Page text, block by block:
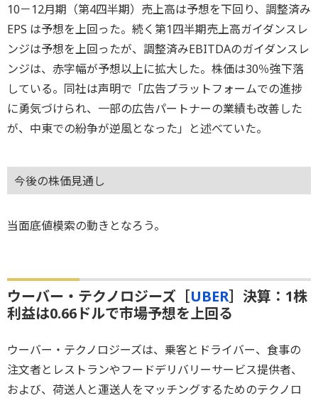
10－12月期（第4四半期）売上高は予想を下回り、調整済み
EPS は予想を上回った。続く第1四半期売上高ガイダンスレ
ンジは予想を上回ったが、調整済みEBITDAのガイダンスレ
ンジは、赤字幅が予想以上に拡大した。株価は30％強下落
している。同社は声明で「広告プラットフォームでの進捗
に勇気づけられ、一部の広告パートナーの業績も改善した
が、中東での紛争が逆風となった」と述べていた。
今後の株価見通し
当面底値模索の動きとなろう。
ウーバー・テクノロジーズ［UBER］決算：1株
利益は0.66ドルで市場予想を上回る
ウーバー・テクノロジーズは、乗客とドライバー、食事の
注文者とレストランやフードデリバリーサービス提供者、
および、荷送人と運送人をマッチングするためのテクノロ